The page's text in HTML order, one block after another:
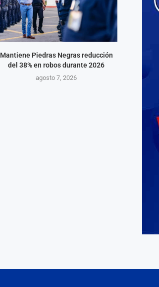
Mantiene Piedras Negras reducción
del 38% en robos durante 2026
agosto 7, 2026